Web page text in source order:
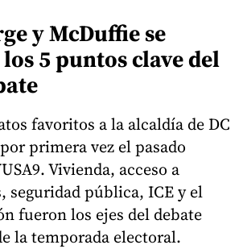
y McDuffie se
5 puntos clave del
favoritos a la alcaldía de DC
primera vez el pasado
Vivienda, acceso a
seguridad pública, ICE y el
fueron los ejes del debate
la temporada electoral.